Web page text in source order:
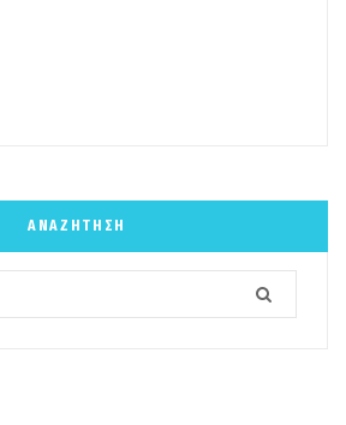
ΑΝΑΖΉΤΗΣΗ